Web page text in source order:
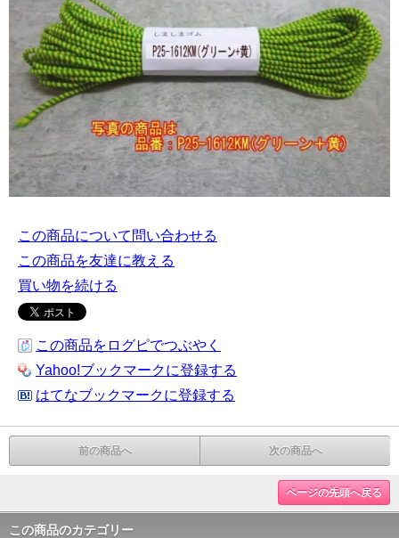
この商品について問い合わせる
この商品を友達に教える
買い物を続ける
この商品をログピでつぶやく
Yahoo!ブックマークに登録する
はてなブックマークに登録する
前の商品へ 次の商品へ
ページの先頭へ戻る
この商品のカテゴリー